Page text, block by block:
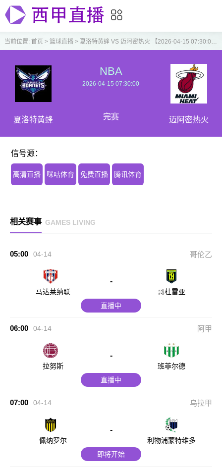
当前位置: 首页 > 篮球直播> 夏洛特黄蜂 VS 迈阿密热火 【2026-04-15 07:30:00】
夏洛特黄蜂
NBA
2026-04-15 07:30:00
完赛 迈阿密热火
信号源：
高清直播 咪咕体育 免费直播 腾讯体育
相关赛事 GAMES LIVING
05:00 04-14 哥伦乙
马达莱纳联
-
哥杜雷亚
直播中
06:00 04-14 阿甲
拉努斯
-
班菲尔德
直播中
07:00 04-14 乌拉甲
佩纳罗尔
-
利物浦蒙特维多
即将开始